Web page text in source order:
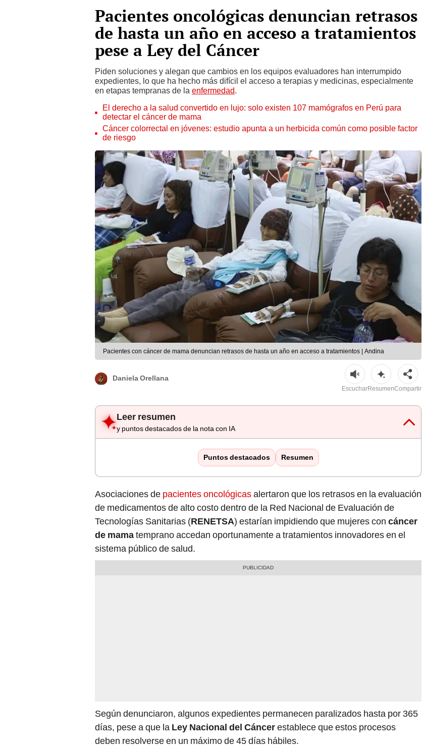
Pacientes oncológicas denuncian retrasos
de hasta un año en acceso a tratamientos
pese a Ley del Cáncer
Piden soluciones y alegan que cambios en los equipos evaluadores han interrumpido
expedientes, lo que ha hecho más difícil el acceso a terapias y medicinas, especialmente
en etapas tempranas de la enfermedad.
El derecho a la salud convertido en lujo: solo existen 107 mamógrafos en Perú para
detectar el cáncer de mama
Cáncer colorrectal en jóvenes: estudio apunta a un herbicida común como posible factor
de riesgo
Pacientes con cáncer de mama denuncian retrasos de hasta un año en acceso a tratamientos | Andina
Daniela Orellana
EscucharResumenCompartir
Leer resumen
y puntos destacados de la nota con IA
Puntos destacados Resumen
Asociaciones de pacientes oncológicasalertaron que los retrasos en la evaluación
de medicamentos de alto costo dentro de la Red Nacional de Evaluación de
Tecnologías Sanitarias (RENETSA) estarían impidiendo que mujeres con cáncer
de mamatemprano accedan oportunamente a tratamientos innovadores en el
sistema público de salud.
Según denunciaron, algunos expedientes permanecen paralizados hasta por 365
días, pese a que la Ley Nacional del Cáncerestablece que estos procesos
deben resolverse en un máximo de 45 días hábiles.